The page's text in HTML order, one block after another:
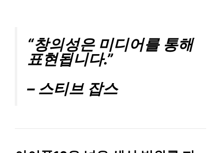
“창의성은 미디어를 통해
표현됩니다.”
– 스티브 잡스